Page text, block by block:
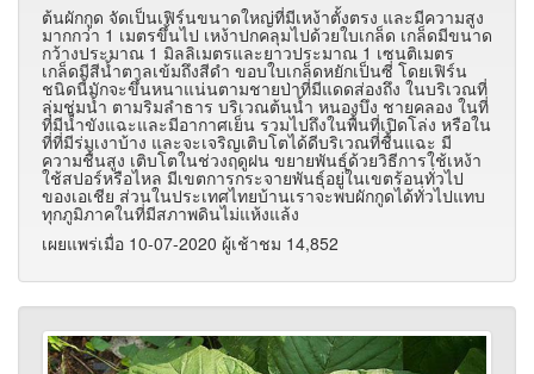
ต้นผักกูด จัดเป็นเฟิร์นขนาดใหญ่ที่มีเหง้าตั้งตรง และมีความสูง
มากกว่า 1 เมตรขึ้นไป เหง้าปกคลุมไปด้วยใบเกล็ด เกล็ดมีขนาด
กว้างประมาณ 1 มิลลิเมตรและยาวประมาณ 1 เซนติเมตร
เกล็ดมีสีน้ำตาลเข้มถึงสีดำ ขอบใบเกล็ดหยักเป็นซี่ โดยเฟิร์น
ชนิดนี้มักจะขึ้นหนาแน่นตามชายป่าที่มีแดดส่องถึง ในบริเวณที่
ลุ่มชุ่มน้ำ ตามริมลำธาร บริเวณต้นน้ำ หนองบึง ชายคลอง ในที่
ที่มีน้ำขังแฉะและมีอากาศเย็น รวมไปถึงในพื้นที่เปิดโล่ง หรือใน
ที่ที่มีร่มเงาบ้าง และจะเจริญเติบโตได้ดีบริเวณที่ชื้นแฉะ มี
ความชื้นสูง เติบโตในช่วงฤดูฝน ขยายพันธุ์ด้วยวิธีการใช้เหง้า
ใช้สปอร์หรือไหล มีเขตการกระจายพันธุ์อยู่ในเขตร้อนทั่วไป
ของเอเชีย ส่วนในประเทศไทยบ้านเราจะพบผักกูดได้ทั่วไปแทบ
ทุกภูมิภาคในที่มีสภาพดินไม่แห้งแล้ง
เผยแพร่เมื่อ 10-07-2020 ผู้เช้าชม 14,852